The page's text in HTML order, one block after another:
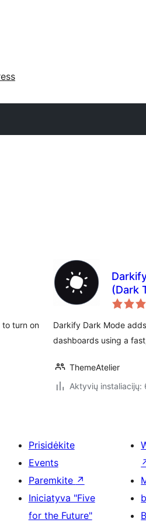
to turn on
(Dark
Darkify Dark Mode
dashboards using a
ThemeAtelier
Aktyvių instaliacijų:
Prisidėkite
Events
Paremkite ↗
Iniciatyva "Five
for the Future"